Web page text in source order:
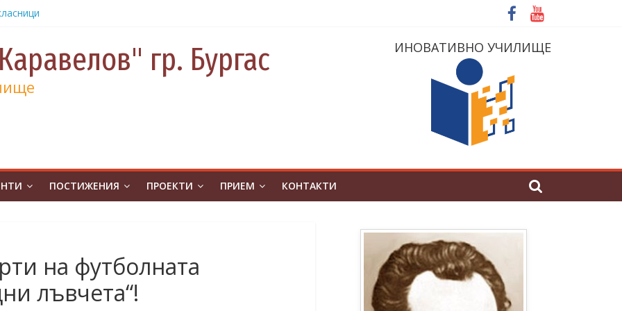
и 130
с
на
гр. Бургас ИНОВАТИВНО УЧИЛИЩЕ
ПОСТИЖЕНИЯ ПРОЕКТИ ПРИЕМ КОНТАКТИ
на футболната
лъвчета“!